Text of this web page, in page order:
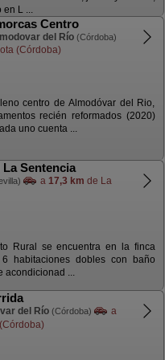
en L ...
Centro
del Río (Córdoba)
(Córdoba)
centro de Almodóvar del Rio,
recién reformados (2020)
uno cuenta ...
Sentencia
a 17,3 km de La
Rural se encuentra en la finca
habitaciones dobles con baño
acondicionad ...
del Río (Córdoba)
a